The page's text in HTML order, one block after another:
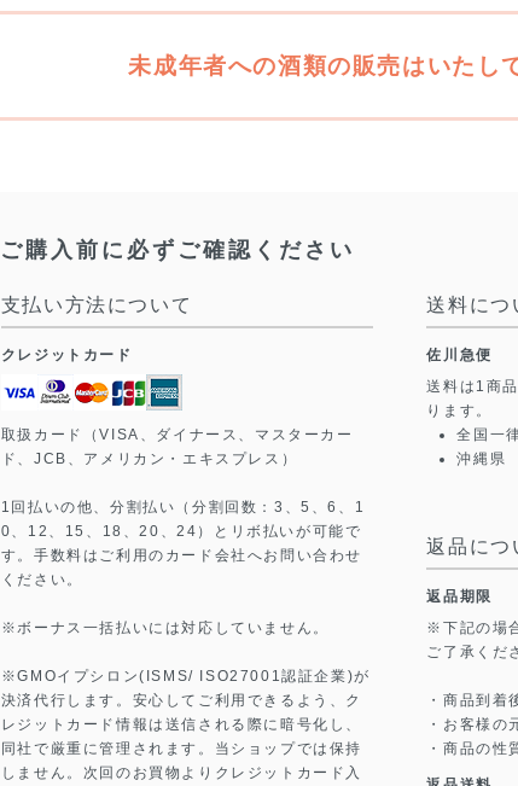
未成年者への酒類の販売はいたし
ご購入前に必ずご確認ください
支払い方法について
クレジットカード
取扱カード（VISA、ダイナース、マスターカー
ド、JCB、アメリカン・エキスプレス）
1回払いの他、分割払い（分割回数：3、5、6、1
0、12、15、18、20、24）とリボ払いが可能で
す。手数料はご利用のカード会社へお問い合わせ
ください。
※ボーナス一括払いには対応していません。
※GMOイプシロン(ISMS/ ISO27001認証企業)が
決済代行します。安心してご利用できるよう、ク
レジットカード情報は送信される際に暗号化し、
同社で厳重に管理されます。当ショップでは保持
しません。次回のお買物よりクレジットカード入
送料につ
佐川急便
送料は1商
ります。
全国一
沖縄県
返品につ
返品期限
※下記の場
ご了承くだ
・商品到着
・お客様の
・商品の性